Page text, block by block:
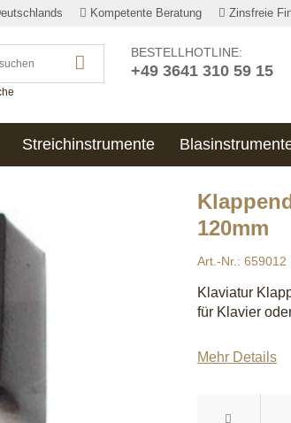
Kompetente Beratung Zinsfreie
BESTELLHOTLINE:
+49 3641 310 59 15
Streichinstrumente
120mm
Art.-Nr.: 659012
Klaviatur
für Klavier
Mehr Details